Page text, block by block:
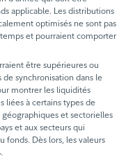
applicable. Les distributions
optimisés ne sont pas
et pourraient comporter
être supérieures ou
synchronisation dans le
montrer les liquidités
liées à certains types de
et sectorielles
et aux secteurs qui
fonds. Dès lors, les valeurs